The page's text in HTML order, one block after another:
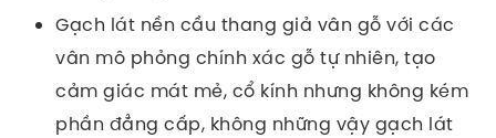
Gạch lát nền cầu thang giả vân gỗ với các
vân mô phỏng chính xác gỗ tự nhiên, tạo
cảm giác mát mẻ, cổ kính nhưng không kém
phần đẳng cấp, không những vậy gạch lát